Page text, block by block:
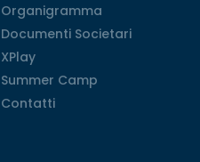
Organigramma
Organigramma
Documenti Societari
Documenti Societari
XPlay
XPlay
Summer Camp
Summer Camp
Contatti
Contatti